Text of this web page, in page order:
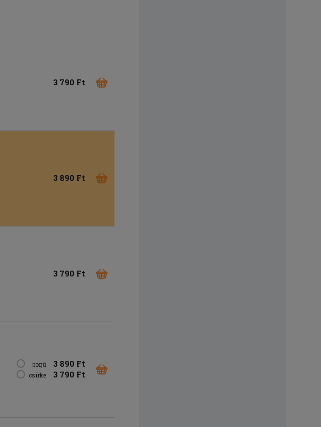
3 790 Ft
3 890 Ft
3 790 Ft
borjú 3 890 Ft
csirke 3 790 Ft